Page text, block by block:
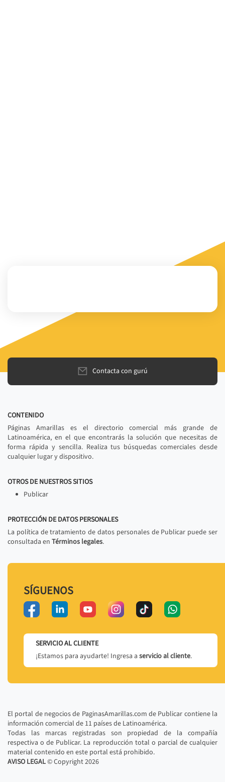
Contacta con gurú
CONTENIDO
Páginas Amarillas es el directorio comercial más grande de
Latinoamérica, en el que encontrarás la solución que necesitas de
forma rápida y sencilla. Realiza tus búsquedas comerciales desde
cualquier lugar y dispositivo.
OTROS DE NUESTROS SITIOS
Publicar
PROTECCIÓN DE DATOS PERSONALES
La política de tratamiento de datos personales de Publicar puede ser
consultada en Términos legales.
SÍGUENOS
SERVICIO AL CLIENTE
¡Estamos para ayudarte! Ingresa a servicio al cliente.
El portal de negocios de PaginasAmarillas.com de Publicar contiene la
información comercial de 11 países de Latinoamérica.
Todas las marcas registradas son propiedad de la compañía
respectiva o de Publicar. La reproducción total o parcial de cualquier
material contenido en este portal está prohibido.
AVISO LEGAL© Copyright2026